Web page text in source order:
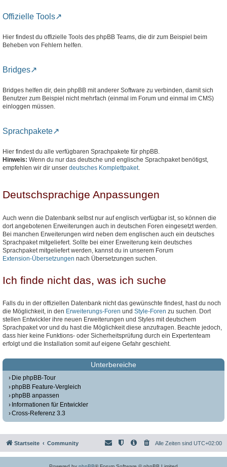
Offizielle Tools
Hier findest du offizielle Tools des phpBB Teams, die dir zum Beispiel beim
Beheben von Fehlern helfen.
Bridges
Bridges helfen dir, dein phpBB mit anderer Software zu verbinden, damit sich
Benutzer zum Beispiel nicht mehrfach (einmal im Forum und einmal im CMS)
einloggen müssen.
Sprachpakete
Hier findest du alle verfügbaren Sprachpakete für phpBB.
Hinweis: Wenn du nur das deutsche und englische Sprachpaket benötigst,
empfehlen wir dir unser deutsches Komplettpaket.
Deutschsprachige Anpassungen
Auch wenn die Datenbank selbst nur auf englisch verfügbar ist, so können die
dort angebotenen Erweiterungen auch in deutschen Foren eingesetzt werden.
Bei manchen Erweiterungen wird neben dem englischen auch ein deutsches
Sprachpaket mitgeliefert. Sollte bei einer Erweiterung kein deutsches
Sprachpaket mitgeliefert werden, kannst du in unserem Forum
Extension-Übersetzungen nach Übersetzungen suchen.
Ich finde nicht das, was ich suche
Falls du in der offiziellen Datenbank nicht das gewünschte findest, hast du noch
die Möglichkeit, in den Erweiterungs-Foren und Style-Foren zu suchen. Dort
stellen Entwickler ihre neuen Erweiterungen und Styles mit deutschem
Sprachpaket vor und du hast die Möglichkeit diese anzufragen. Beachte jedoch,
dass hier keine Funktions- oder Sicherheitsprüfung durch ein Expertenteam
erfolgt und die Installation somit auf eigene Gefahr geschieht.
Unterbereiche
Die phpBB-Tour
phpBB Feature-Vergleich
phpBB anpassen
Informationen für Entwickler
Cross-Referenz 3.3
Startseite Community Alle Zeiten sind UTC+02:00